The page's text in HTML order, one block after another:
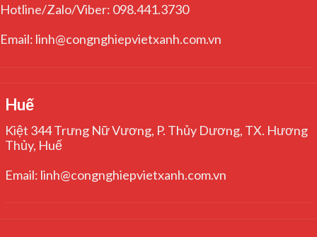
Hotline/Zalo/Viber: 098.441.3730
Email: linh@congnghiepvietxanh.com.vn
Huế
Kiệt 344 Trưng Nữ Vương, P. Thủy Dương, TX. Hương
Thủy, Huế
Email: linh@congnghiepvietxanh.com.vn